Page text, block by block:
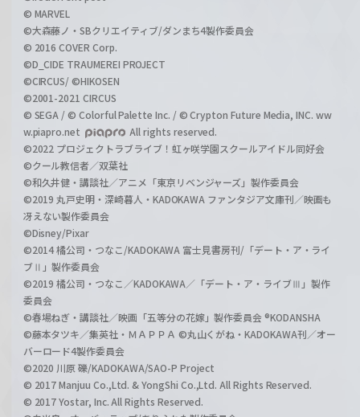
© MARVEL
©大森藤ノ・SBクリエイティブ/ダンまち4製作委員会
© 2016 COVER Corp.
©D_CIDE TRAUMEREI PROJECT
©CIRCUS/ ©HIKOSEN
©2001-2021 CIRCUS
© SEGA / © Colorful Palette Inc. / © Crypton Future Media, INC. ww
w.piapro.net
All rights reserved.
©2022 プロジェクトラブライブ！虹ヶ咲学園スクールアイドル同好会
©クール教信者／双葉社
©和久井健・講談社／アニメ「東京リベンジャーズ」製作委員会
©2019 丸戸史明・深崎暮人・KADOKAWA ファンタジア文庫刊／映画も
冴えない製作委員会
©Disney/Pixar
©2014 橘公司・つなこ/KADOKAWA 富士見書房刊/「デート・ア・ライ
ブⅡ」製作委員会
©2019 橘公司・つなこ／KADOKAWA／「デート・ア・ライブⅢ」製作
委員会
©春場ねぎ・講談社／映画「五等分の花嫁」製作委員会 ®KODANSHA
©藤本タツキ／集英社・ＭＡＰＰＡ ©丸山くがね・KADOKAWA刊／オー
バーロード4製作委員会
©2020 川原 礫/KADOKAWA/SAO-P Project
© 2017 Manjuu Co.,Ltd. & YongShi Co.,Ltd. All Rights Reserved.
© 2017 Yostar, Inc. All Rights Reserved.